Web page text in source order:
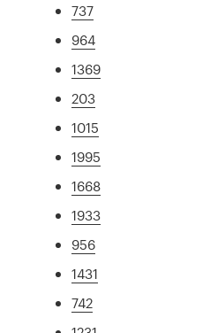
737
964
1369
203
1015
1995
1668
1933
956
1431
742